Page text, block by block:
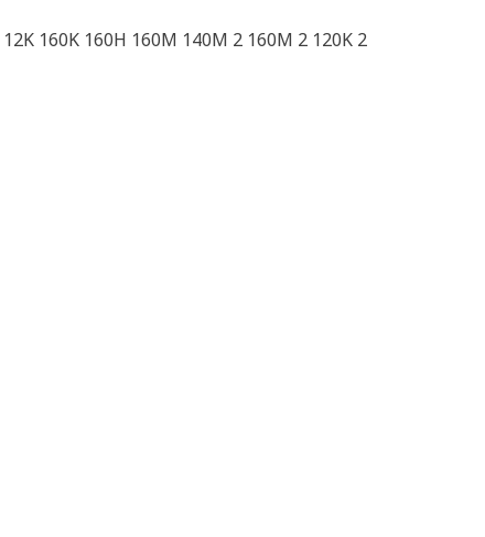
160K 160H 160M 140M 2 160M 2 120K 2